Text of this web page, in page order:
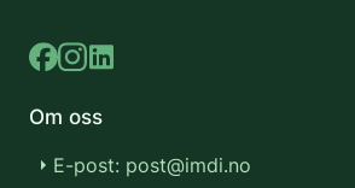
Om oss
E-post: post@imdi.no